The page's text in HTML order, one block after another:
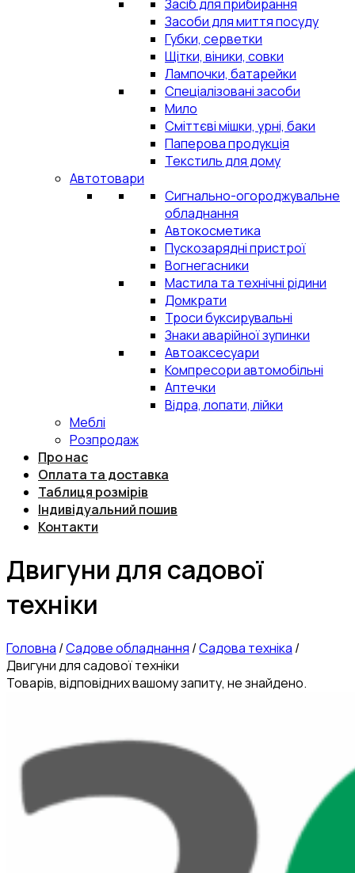
Засіб для прибирання
Засоби для миття посуду
Губки, серветки
Щітки, віники, совки
Лампочки, батарейки
Спеціалізовані засоби
Мило
Сміттєві мішки, урні, баки
Паперова продукція
Текстиль для дому
Автотовари
Сигнально-огороджувальне
обладнання
Автокосметика
Пускозарядні пристрої
Вогнегасники
Мастила та технічні рідини
Домкрати
Троси буксирувальні
Знаки аварійної зупинки
Автоаксесуари
Компресори автомобільні
Аптечки
Відра, лопати, лійки
Меблі
Розпродаж
Про нас
Оплата та доставка
Таблиця розмірів
Індивідуальний пошив
Контакти
Двигуни для садової
техніки
Головна /Садове обладнання /Садова техніка /
Двигуни для садової техніки
Товарів, відповідних вашому запиту, не знайдено.